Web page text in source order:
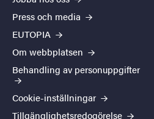
Press och media
EUTOPIA
Om webbplatsen
Behandling av personuppgifter
Cookie-inställningar
Tillgänglighetsredogörelse